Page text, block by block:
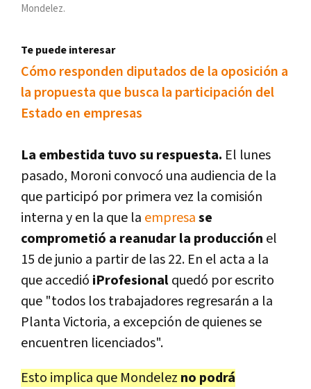
Mondelez.
Te puede interesar
Cómo responden diputados de la oposición a
la propuesta que busca la participación del
Estado en empresas
La embestida tuvo su respuesta. El lunes
pasado, Moroni convocó una audiencia de la
que participó por primera vez la comisión
interna y en la que la empresase
comprometió a reanudar la producción el
15 de junio a partir de las 22. En el acta a la
que accedió iProfesionalquedó por escrito
que "todos los trabajadores regresarán a la
Planta Victoria, a excepción de quienes se
encuentren licenciados".
Esto implica que Mondelez no podrá